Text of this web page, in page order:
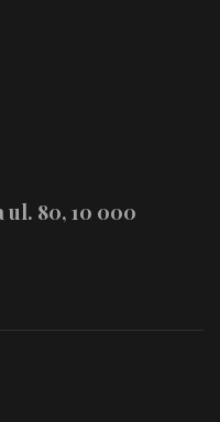
ul. 80, 10 000